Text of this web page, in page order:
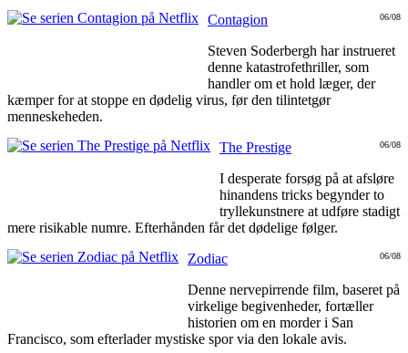
06/08
Contagion
Steven Soderbergh har instrueret
denne katastrofethriller, som
handler om et hold læger, der
kæmper for at stoppe en dødelig virus, før den tilintetgør
menneskeheden.
06/08
The Prestige
I desperate forsøg på at afsløre
hinandens tricks begynder to
tryllekunstnere at udføre stadigt
mere risikable numre. Efterhånden får det dødelige følger.
06/08
Zodiac
Denne nervepirrende film, baseret på
virkelige begivenheder, fortæller
historien om en morder i San
Francisco, som efterlader mystiske spor via den lokale avis.